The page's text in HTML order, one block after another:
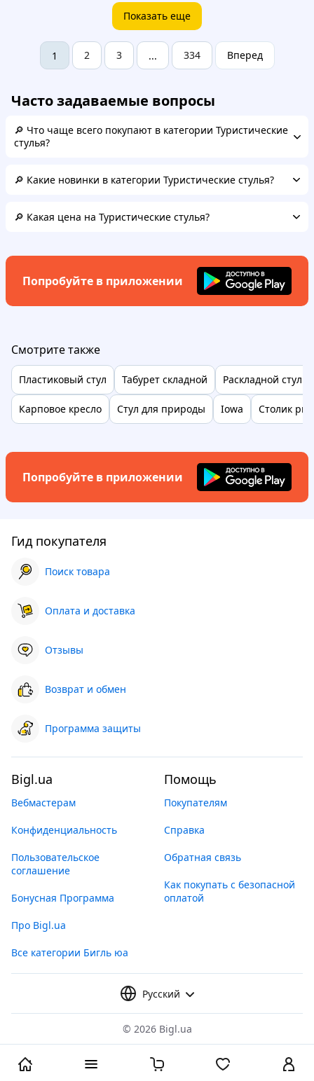
Показать еще
1 2 3 ... 334 Вперед
Часто задаваемые вопросы
🔎 Что чаще всего покупают в категории Туристические
стулья?
🔎 Какие новинки в категории Туристические стулья?
🔎 Какая цена на Туристические стулья?
Попробуйте в приложении
Смотрите также
Пластиковый стул Табурет складной Раскладной стул
Карповое кресло Стул для природы Iowa Столик
Попробуйте в приложении
Гид покупателя
Поиск товара
Оплата и доставка
Отзывы
Возврат и обмен
Программа защиты
Bigl.ua
Вебмастерам
Конфиденциальность
Пользовательское
соглашение
Бонусная Программа
Про Bigl.ua
Все категории Бигль юа
Помощь
Покупателям
Справка
Обратная связь
Как покупать с безопасной
оплатой
Русский
© 2026 Bigl.ua